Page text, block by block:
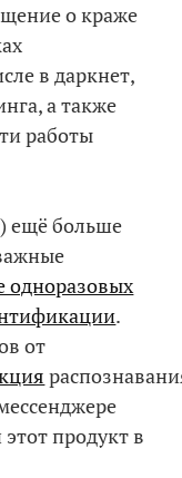
о краже
в даркнет,
а также
работы
) ещё больше
одноразовых
.
от
продукт в